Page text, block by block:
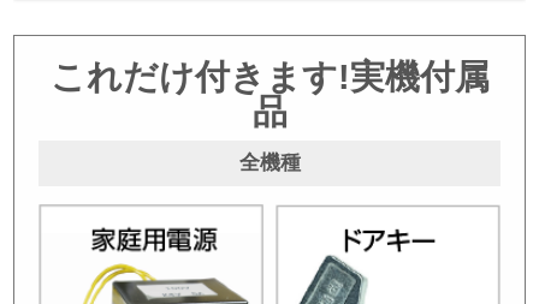
これだけ付きます!実機付属
品
全機種